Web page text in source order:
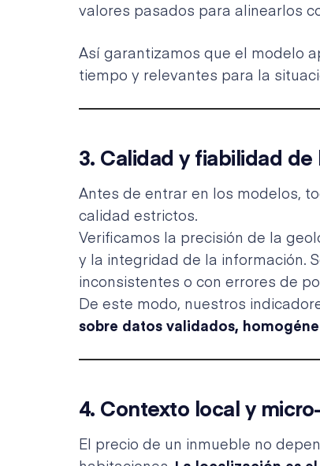
valores pasados para alinearlos
Así garantizamos que el modelo
tiempo y relevantes para la
3. Calidad y fiabilidad de
Antes de entrar en los modelos,
calidad estrictos.
Verificamos la precisión de la
y la integridad de la información.
inconsistentes o con errores de
De este modo, nuestros
sobre datos validados,
4. Contexto local y
El precio de un inmueble no